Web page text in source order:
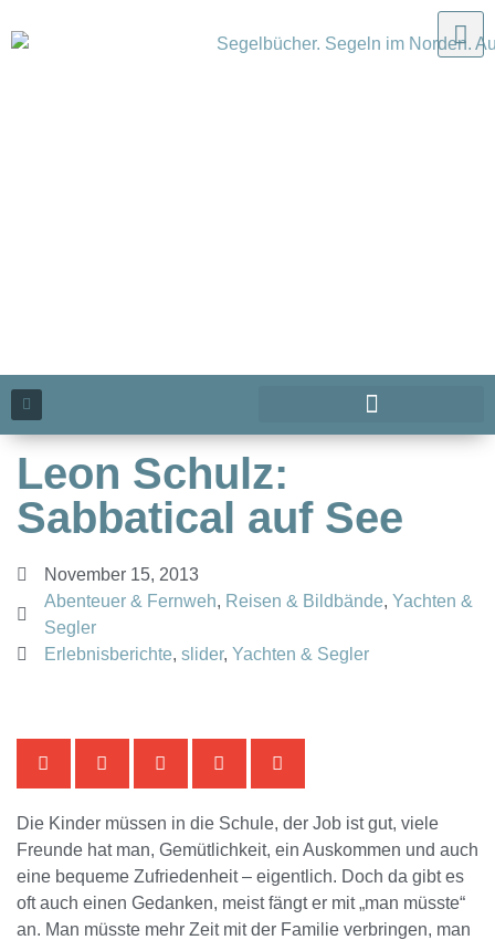
Leon Schulz:
Sabbatical auf See
November 15, 2013
Abenteuer & Fernweh, Reisen & Bildbände, Yachten &
Segler
Erlebnisberichte, slider, Yachten & Segler
Die Kinder müssen in die Schule, der Job ist gut, viele
Freunde hat man, Gemütlichkeit, ein Auskommen und auch
eine bequeme Zufriedenheit – eigentlich. Doch da gibt es
oft auch einen Gedanken, meist fängt er mit „man müsste“
an. Man müsste mehr Zeit mit der Familie verbringen, man